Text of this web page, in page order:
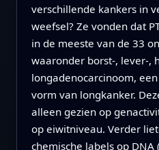
verschillende kankers in
weefsel? Ze vonden dat
in de meeste van de 33
waaronder borst-, lever-,
longadenocarcinoom,
vorm van longkanker.
alleen gezien op
op eiwitniveau. Verder
chemische labels op